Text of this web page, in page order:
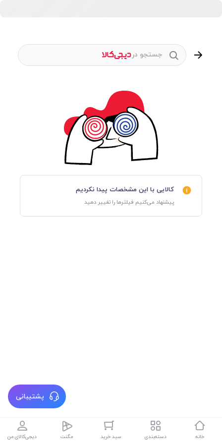
پشتیبانی
جستجو در
کالایی با این مشخصات پیدا نکردیم
پیشنهاد می‌کنیم فیلترها را تغییر دهید
خانه دسته‌بندی سبد خرید مگنت دیجی‌کالای من